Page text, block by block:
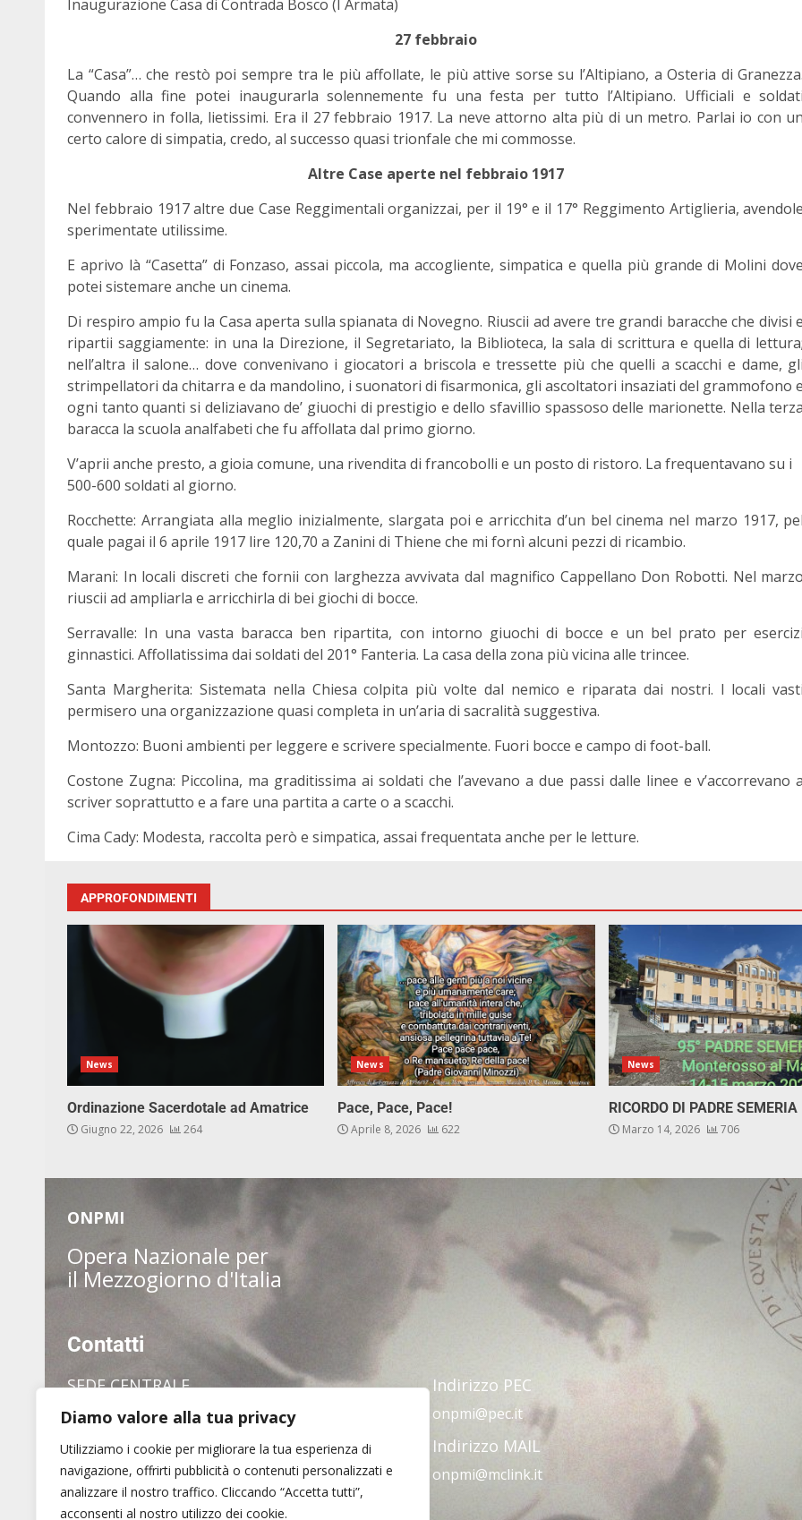
Diamo valore alla tua privacy
Utilizziamo i cookie per migliorare la tua esperienza di
navigazione, offrirti pubblicità o contenuti personalizzati e
analizzare il nostro traffico. Cliccando “Accetta tutti”,
acconsenti al nostro utilizzo dei cookie.
Inaugurazione Casa di Contrada Bosco (I Armata)
27 febbraio
La “Casa”… che restò poi sempre tra le più affollate, le più attive sorse su l’Altipiano, a Osteria di Granezza.
Quando alla fine potei inaugurarla solennemente fu una festa per tutto l’Altipiano. Ufficiali e soldati
convennero in folla, lietissimi. Era il 27 febbraio 1917. La neve attorno alta più di un metro. Parlai io con un
certo calore di simpatia, credo, al successo quasi trionfale che mi commosse.
Altre Case aperte nel febbraio 1917
Nel febbraio 1917 altre due Case Reggimentali organizzai, per il 19° e il 17° Reggimento Artiglieria, avendole
sperimentate utilissime.
E aprivo là “Casetta” di Fonzaso, assai piccola, ma accogliente, simpatica e quella più grande di Molini dove
potei sistemare anche un cinema.
Di respiro ampio fu la Casa aperta sulla spianata di Novegno. Riuscii ad avere tre grandi baracche che divisi e
ripartii saggiamente: in una la Direzione, il Segretariato, la Biblioteca, la sala di scrittura e quella di lettura;
nell’altra il salone… dove convenivano i giocatori a briscola e tressette più che quelli a scacchi e dame, gli
strimpellatori da chitarra e da mandolino, i suonatori di fisarmonica, gli ascoltatori insaziati del grammofono e
ogni tanto quanti si deliziavano de’ giuochi di prestigio e dello sfavillio spassoso delle marionette. Nella terza
baracca la scuola analfabeti che fu affollata dal primo giorno.
V’aprii anche presto, a gioia comune, una rivendita di francobolli e un posto di ristoro. La frequentavano su i
500-600 soldati al giorno.
Rocchette: Arrangiata alla meglio inizialmente, slargata poi e arricchita d’un bel cinema nel marzo 1917, pel
quale pagai il 6 aprile 1917 lire 120,70 a Zanini di Thiene che mi fornì alcuni pezzi di ricambio.
Marani: In locali discreti che fornii con larghezza avvivata dal magnifico Cappellano Don Robotti. Nel marzo
riuscii ad ampliarla e arricchirla di bei giochi di bocce.
Serravalle: In una vasta baracca ben ripartita, con intorno giuochi di bocce e un bel prato per esercizi
ginnastici. Affollatissima dai soldati del 201° Fanteria. La casa della zona più vicina alle trincee.
Santa Margherita: Sistemata nella Chiesa colpita più volte dal nemico e riparata dai nostri. I locali vasti
permisero una organizzazione quasi completa in un’aria di sacralità suggestiva.
Montozzo: Buoni ambienti per leggere e scrivere specialmente. Fuori bocce e campo di foot-ball.
Costone Zugna: Piccolina, ma graditissima ai soldati che l’avevano a due passi dalle linee e v’accorrevano a
scriver soprattutto e a fare una partita a carte o a scacchi.
Cima Cady: Modesta, raccolta però e simpatica, assai frequentata anche per le letture.
APPROFONDIMENTI
News
Ordinazione Sacerdotale ad Amatrice
Giugno 22, 2026 264
News
Pace, Pace, Pace!
Aprile 8, 2026 622
News
RICORDO DI PADRE SEMERIA
Marzo 14, 2026 706
ONPMI
Opera Nazionale per
il Mezzogiorno d'Italia
Contatti
SEDE CENTRALE
via dei Pianellari, 7
00186 Roma
Tel. (+39) 06 6880 1409
Indirizzo PEC
onpmi@pec.it
Indirizzo MAIL
onpmi@mclink.it